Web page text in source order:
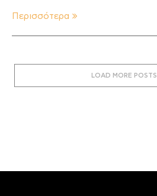
Περισσότερα
LOAD MORE POSTS